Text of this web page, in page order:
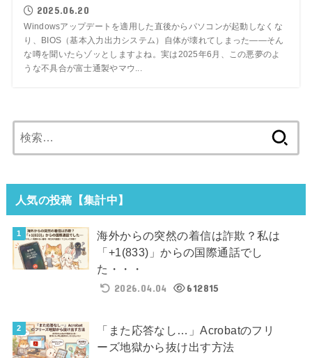
2025.06.20
Windowsアップデートを適用した直後からパソコンが起動しなくな
り、BIOS（基本入力出力システム）自体が壊れてしまった――そん
な噂を聞いたらゾッとしますよね。実は2025年6月、この悪夢のよ
うな不具合が富士通製やマウ...
索:
人気の投稿【集計中】
海外からの突然の着信は詐欺？私は
「+1(833)」からの国際通話でし
た・・・
2026.04.04
612815
「また応答なし…」Acrobatのフリ
ーズ地獄から抜け出す方法